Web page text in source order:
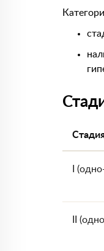
I
II